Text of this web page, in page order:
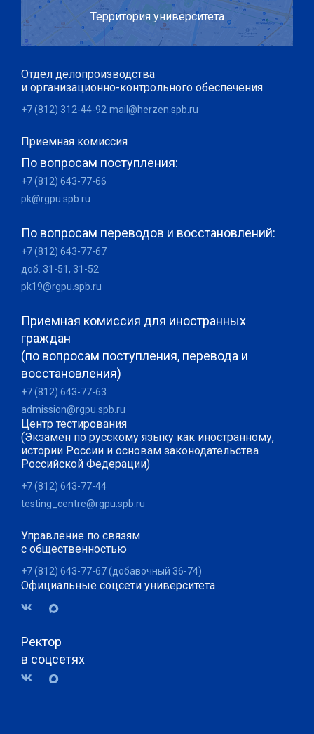
Территория университета
Отдел делопроизводства
и организационно-контрольного обеспечения
+7 (812) 312-44-92 mail@herzen.spb.ru
Приемная комиссия
По вопросам поступления:
+7 (812) 643-77-66
pk@rgpu.spb.ru
По вопросам переводов и восстановлений:
+7 (812) 643-77-67
доб. 31-51, 31-52
pk19@rgpu.spb.ru
Приемная комиссия для иностранных
граждан
(по вопросам поступления, перевода и
восстановления)
+7 (812) 643-77-63
admission@rgpu.spb.ru
Центр тестирования
(Экзамен по русскому языку как иностранному,
истории России и основам законодательства
Российской Федерации)
+7 (812) 643-77-44
testing_centre@rgpu.spb.ru
Управление по связям
с общественностью
+7 (812) 643-77-67 (добавочный 36-74)
Официальные соцсети университета
Ректор
в соцсетях